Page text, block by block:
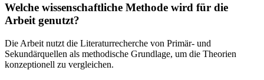
Welche wissenschaftliche Methode wird für die
Arbeit genutzt?
Die Arbeit nutzt die Literaturrecherche von Primär- und
Sekundärquellen als methodische Grundlage, um die Theorien
konzeptionell zu vergleichen.